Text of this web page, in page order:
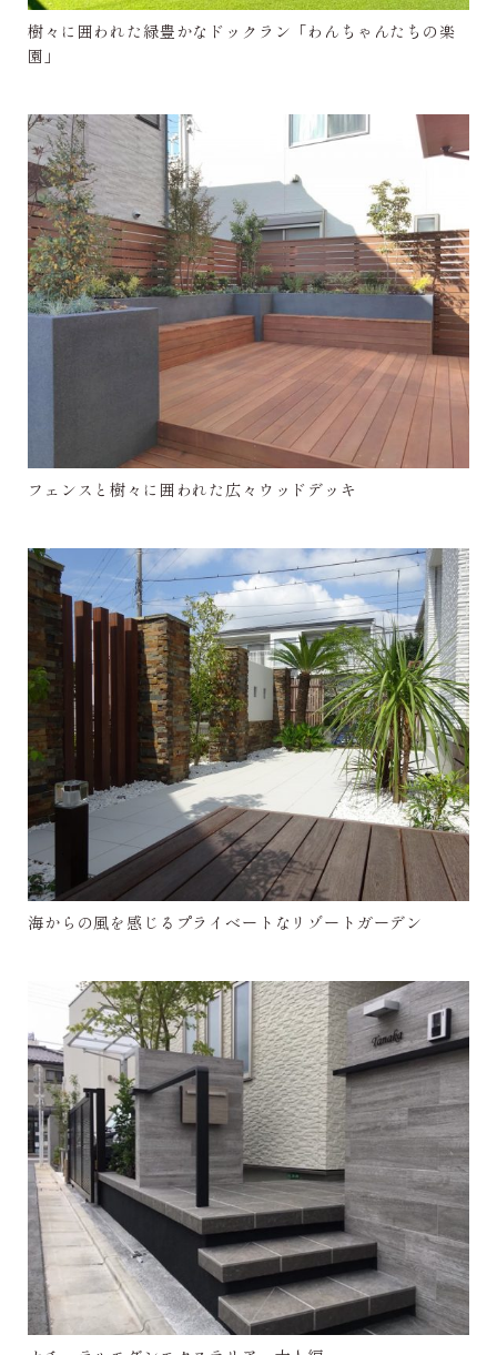
樹々に囲われた緑豊かなドックラン「わんちゃんたちの楽
園」
フェンスと樹々に囲われた広々ウッドデッキ
海からの風を感じるプライベートなリゾートガーデン